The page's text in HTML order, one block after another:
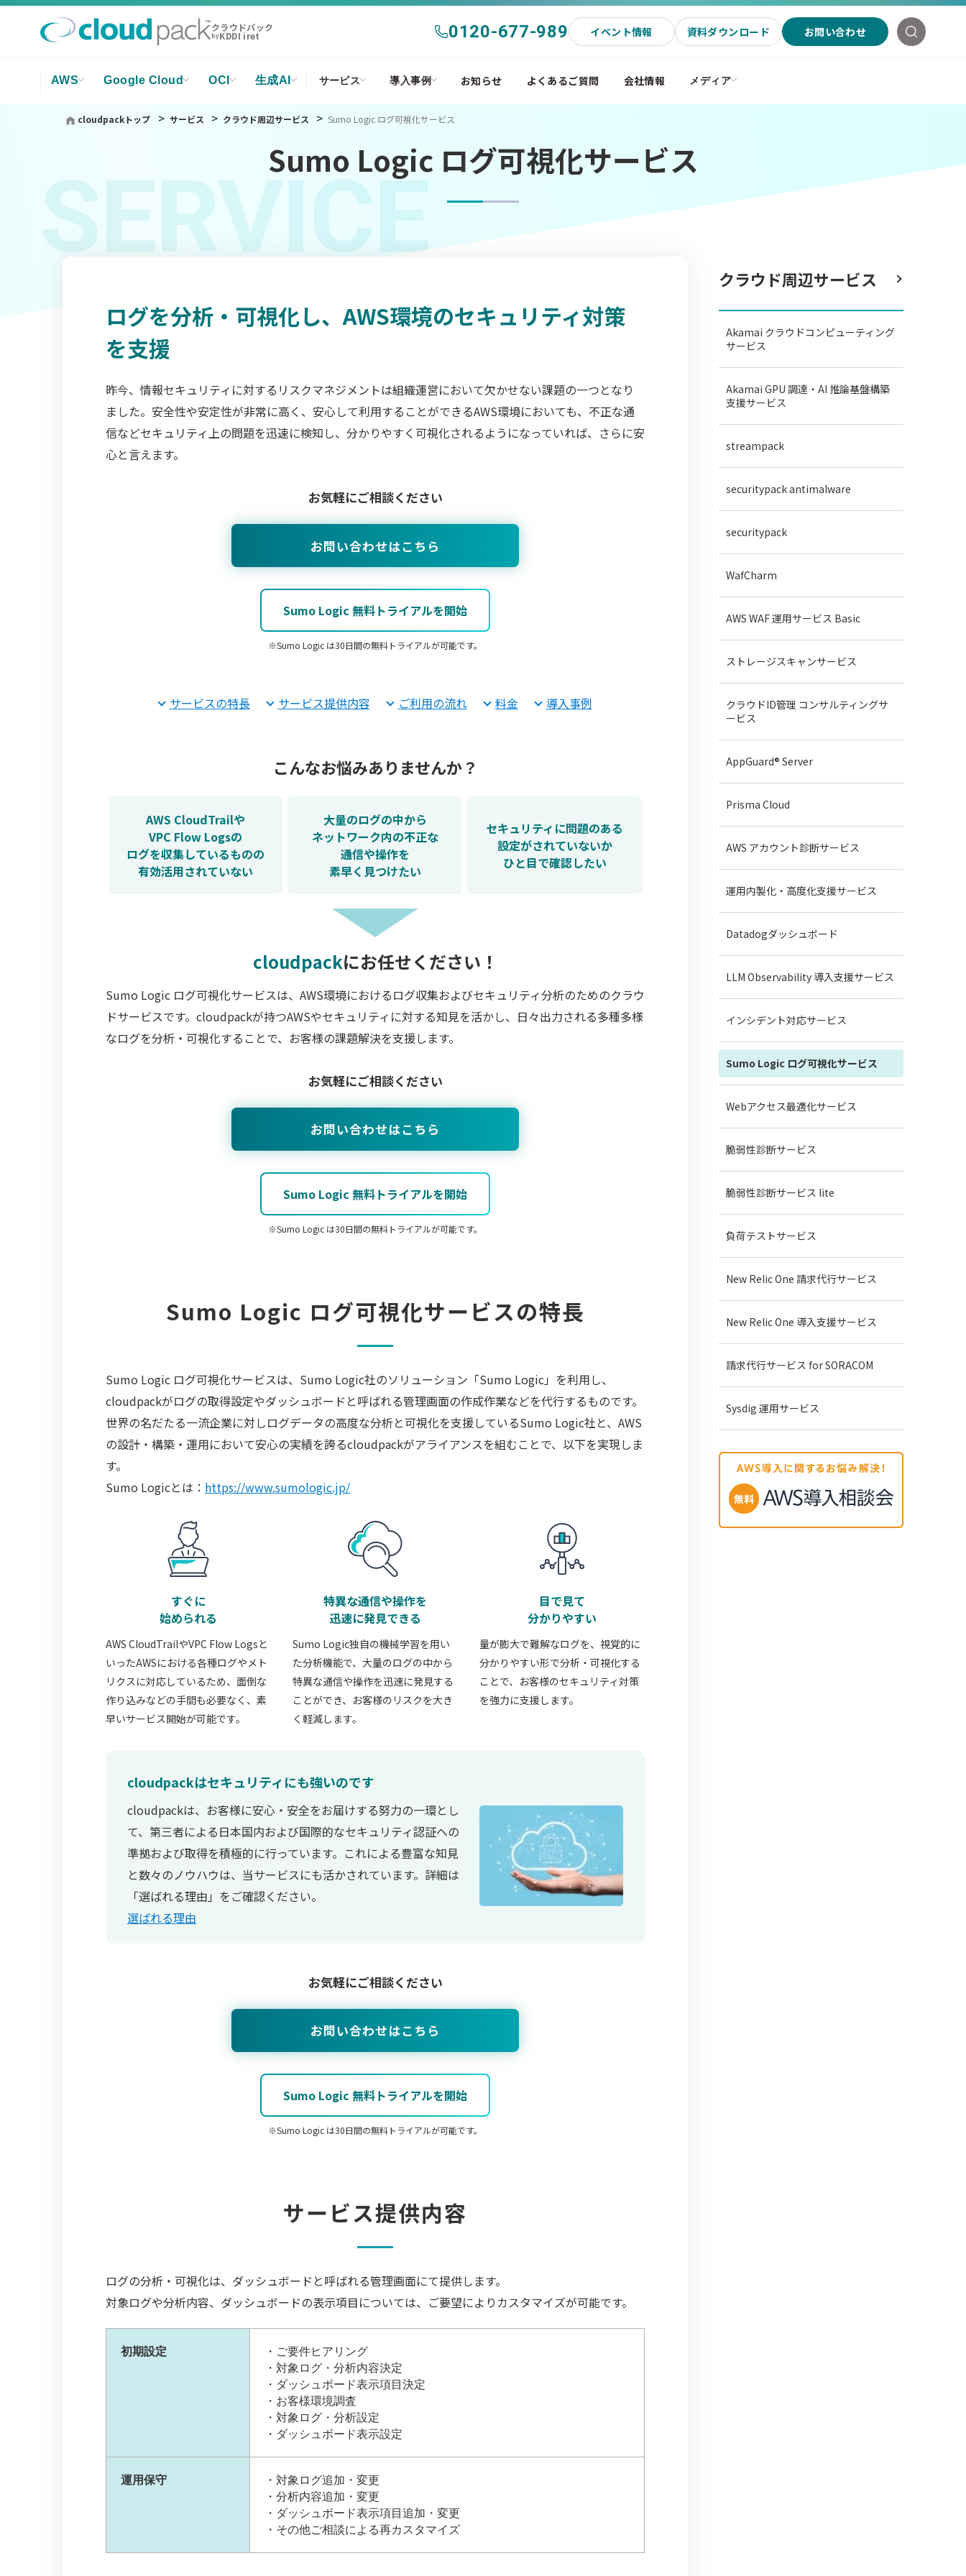
クラウドパック
byKDDI iret 0120-677-989 イベント情報 資料ダウンロード お問い合わせ
AWS Google Cloud OCI 生成AI サービス 導入事例 お知らせ よくあるご質問 会社情報 メディア
cloudpackトップ サービス クラウド周辺サービス Sumo Logic ログ可視化サービス
Sumo Logic ログ可視化サービス
SERVICE
ログを分析・可視化し、AWS環境のセキュリティ対策
を支援
昨今、情報セキュリティに対するリスクマネジメントは組織運営において欠かせない課題の一つとなり
ました。安全性や安定性が非常に高く、安心して利用することができるAWS環境においても、不正な通
信などセキュリティ上の問題を迅速に検知し、分かりやすく可視化されるようになっていれば、さらに安
心と言えます。
お気軽にご相談ください
お問い合わせはこちら
Sumo Logic 無料トライアルを開始
※Sumo Logic は30日間の無料トライアルが可能です。
サービスの特長 サービス提供内容 ご利用の流れ 料金 導入事例
こんなお悩みありませんか？
AWS CloudTrailや
VPC Flow Logsの
ログを収集しているものの
有効活用されていない
大量のログの中から
ネットワーク内の不正な
通信や操作を
素早く見つけたい
セキュリティに問題のある
設定がされていないか
ひと目で確認したい
cloudpackにお任せください！
Sumo Logic ログ可視化サービスは、AWS環境におけるログ収集およびセキュリティ分析のためのクラウ
ドサービスです。cloudpackが持つAWSやセキュリティに対する知見を活かし、日々出力される多種多様
なログを分析・可視化することで、お客様の課題解決を支援します。
お気軽にご相談ください
お問い合わせはこちら
Sumo Logic 無料トライアルを開始
※Sumo Logic は30日間の無料トライアルが可能です。
Sumo Logic ログ可視化サービスの特長
Sumo Logic ログ可視化サービスは、Sumo Logic社のソリューション「Sumo Logic」を利用し、
cloudpackがログの取得設定やダッシュボードと呼ばれる管理画面の作成作業などを代行するものです。
世界の名だたる一流企業に対しログデータの高度な分析と可視化を支援しているSumo Logic社と、AWS
の設計・構築・運用において安心の実績を誇るcloudpackがアライアンスを組むことで、以下を実現しま
す。
Sumo Logicとは： https://www.sumologic.jp/
すぐに
始められる
AWS CloudTrailやVPC Flow Logsと
いったAWSにおける各種ログやメト
リクスに対応しているため、面倒な
作り込みなどの手間も必要なく、素
早いサービス開始が可能です。
特異な通信や操作を
迅速に発見できる
Sumo Logic独自の機械学習を用い
た分析機能で、大量のログの中から
特異な通信や操作を迅速に発見する
ことができ、お客様のリスクを大き
く軽減します。
目で見て
分かりやすい
量が膨大で難解なログを、視覚的に
分かりやすい形で分析・可視化する
ことで、お客様のセキュリティ対策
を強力に支援します。
cloudpackはセキュリティにも強いのです
cloudpackは、お客様に安心・安全をお届けする努力の一環とし
て、第三者による日本国内および国際的なセキュリティ認証への
準拠および取得を積極的に行っています。これによる豊富な知見
と数々のノウハウは、当サービスにも活かされています。詳細は
「選ばれる理由」をご確認ください。
選ばれる理由
お気軽にご相談ください
お問い合わせはこちら
Sumo Logic 無料トライアルを開始
※Sumo Logic は30日間の無料トライアルが可能です。
サービス提供内容
ログの分析・可視化は、ダッシュボードと呼ばれる管理画面にて提供します。
対象ログや分析内容、ダッシュボードの表示項目については、ご要望によりカスタマイズが可能です。
初期設定
ご要件ヒアリング
対象ログ・分析内容決定
ダッシュボード表示項目決定
お客様環境調査
対象ログ・分析設定
ダッシュボード表示設定
運用保守
対象ログ追加・変更
分析内容追加・変更
ダッシュボード表示項目追加・変更
その他ご相談による再カスタマイズ
クラウド周辺サービス
Akamai クラウドコンピューティング
サービス
Akamai GPU 調達・AI 推論基盤構築
支援サービス
streampack
securitypack antimalware
securitypack
WafCharm
AWS WAF 運用サービス Basic
ストレージスキャンサービス
クラウドID管理 コンサルティングサ
ービス
AppGuard® Server
Prisma Cloud
AWS アカウント診断サービス
運用内製化・高度化支援サービス
Datadogダッシュボード
LLM Observability 導入支援サービス
インシデント対応サービス
Sumo Logic ログ可視化サービス
Webアクセス最適化サービス
脆弱性診断サービス
脆弱性診断サービス lite
負荷テストサービス
New Relic One 請求代行サービス
New Relic One 導入支援サービス
請求代行サービス for SORACOM
Sysdig 運用サービス